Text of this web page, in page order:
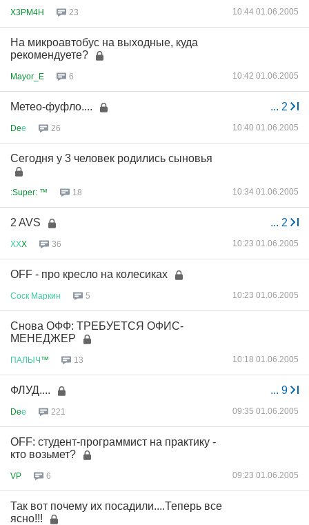
X3PM4H 23 10:44 01.06.2005
На микроавтобус на выходные, куда
рекомендуете?
Mayor_E 6 10:42 01.06.2005
... 2
Метео-фуфло....
Deе 26 10:40 01.06.2005
Сегодня у 3 человек родились сыновья
:Super: ™ 18 10:34 01.06.2005
... 2
2 AVS
ХХX 36 10:23 01.06.2005
OFF - про кресло на колесиках
Соск Маркин 5 10:23 01.06.2005
Снова ОФФ: ТРЕБУЕТСЯ ОФИС-
МЕНЕДЖЕР
ПАЛЫЧ™ 13 10:18 01.06.2005
... 9
ФЛУД....
Deе 221 09:35 01.06.2005
OFF: студент-программист на практику -
кто возьмет?
VP 6 09:23 01.06.2005
Так вот почему их посадили....Теперь все
ясно!!!